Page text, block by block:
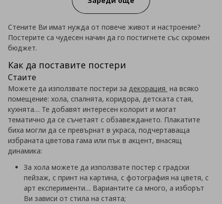
Стените Ви имат нужда от повече живот и настроение?
Постерите са чудесен начин да го постигнете със скромен
бюджет.
Как да поставите постери
Стаите
Можете да използвате постери за декорация на всяко
помещение: хола, спалнята, коридора, детската стая,
кухнята… Те добавят интересен колорит и могат
тематично да се съчетаят с обзавеждането. Плакатите
биха могли да се превърнат в украса, подчертаваща
избраната цветова гама или пък в акцент, внасящ
динамика:
За хола можете да използвате постер с градски
пейзаж, с принт на картина, с фотография на цветя, с
арт експерименти… Вариантите са много, а изборът
Ви зависи от стила на стаята;